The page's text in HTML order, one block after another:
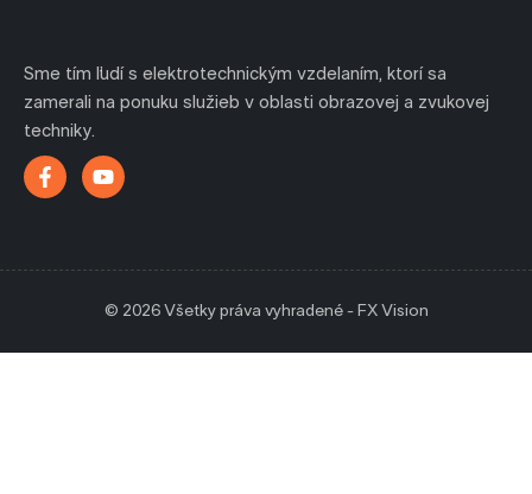
Sme tím ľudí s elektrotechnickým vzdelaním, ktorí sa
zamerali na ponuku služieb v oblasti obrazovej a zvukovej
techniky.
© 2026 Všetky práva vyhradené - FX Vision